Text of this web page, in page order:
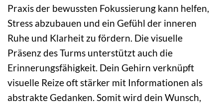
Praxis der bewussten Fokussierung kann helfen,
Stress abzubauen und ein Gefühl der inneren
Ruhe und Klarheit zu fördern. Die visuelle
Präsenz des Turms unterstützt auch die
Erinnerungsfähigkeit. Dein Gehirn verknüpft
visuelle Reize oft stärker mit Informationen als
abstrakte Gedanken. Somit wird dein Wunsch,